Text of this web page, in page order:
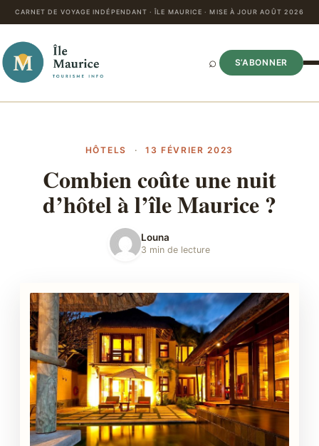
CARNET DE VOYAGE INDÉPENDANT · ÎLE MAURICE · MISE À JOUR AOÛT 2026
⌕ S’ABONNER
HÔTELS · 13 FÉVRIER 2023
Combien coûte une nuit
d’hôtel à l’île Maurice ?
Louna
3 min de lecture